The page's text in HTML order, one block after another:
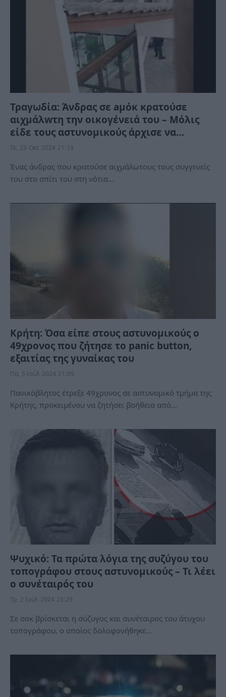
Τραγωδία: Άνδρας σε aμόκ κρατούσε
αιχμάλwτη την οικογένειά του – Μόλις
είδε τους αστυνομικούς άρχισε να…
Τε, 23 Οκτ 2024 21:13
Ένας άνδρας που κρατούσε αιχμάλωτους τους συγγενείς
του στο σπίτι του στη νότια…
Κρήτη: Όσα είπε στους αστυνομικούς ο
49χρονος που ζήτησε το panic button,
εξαιτίας της γυναίκας του
Πα, 5 Ιούλ 2024 21:09
Πανικόβλητος έτρεξε 49χρονος σε αστυνομικό τμήμα της
Κρήτης, προκειμένου να ζητήσει βοήθεια από…
Ψυχικό: Τα πρώτα λόγια της συζύγου του
τοπογράφου στους αστυνομικούς – Τι λέει
ο συνέταιρός του
Τρ, 2 Ιούλ 2024 23:29
Σε σοκ βρίσκεται η σύζυγος και συνέταιρος του άτυχου
τοπογράφου, ο οποίος δολοφονήθηκε…